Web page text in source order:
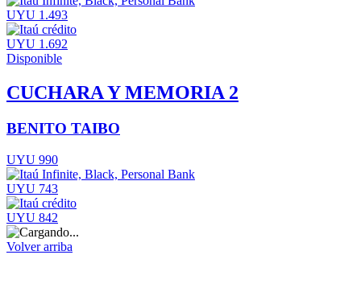
UYU 1.493
UYU 1.692
Disponible
CUCHARA Y MEMORIA 2
BENITO TAIBO
UYU 990
UYU 743
UYU 842
Volver arriba